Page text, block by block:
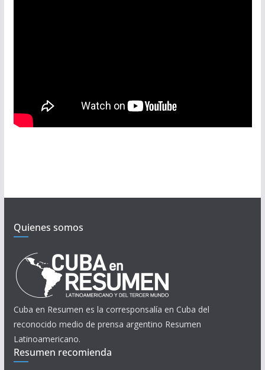
Quienes somos
Cuba en Resumen es la corresponsalía en Cuba del
reconocido medio de prensa argentino Resumen
Latinoamericano.
Resumen recomienda